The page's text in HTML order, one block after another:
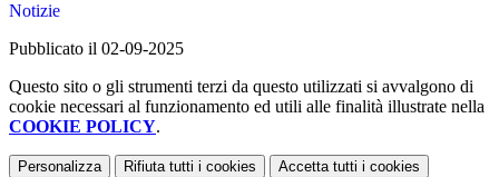
Notizie
Pubblicato il 02-09-2025
Questo sito o gli strumenti terzi da questo utilizzati si avvalgono di
cookie necessari al funzionamento ed utili alle finalità illustrate nella
COOKIE POLICY.
Personalizza Rifiuta tutti i cookies Accetta tutti i cookies